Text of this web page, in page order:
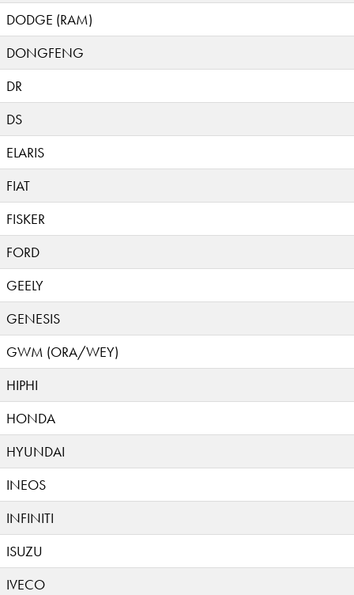
DODGE (RAM)
DONGFENG
DR
DS
ELARIS
FIAT
FISKER
FORD
GEELY
GENESIS
GWM (ORA/WEY)
HIPHI
HONDA
HYUNDAI
INEOS
INFINITI
ISUZU
IVECO